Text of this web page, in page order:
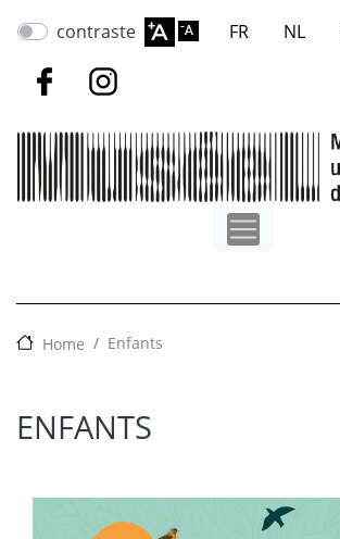
au
contraste FR NL
Home Enfants
ENFANTS